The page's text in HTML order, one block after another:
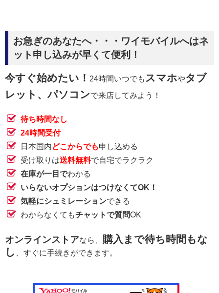
お急ぎのあなたへ・・・ワイモバイルへはネ
ット申し込みが早くて便利！
今すぐ始めたい！ 24時間いつでもスマホやタブ
レット、パソコンで来店してみよう！
待ち時間なし
24時間受付
日本国内どこからでも申し込める
受け取りは送料無料で自宅でラクラク
在庫が一目でわかる
いらないオプションはつけなくてOK！
気軽にシュミレーションできる
わからなくてもチャットで質問OK
オンラインストアなら、 購入まで待ち時間もな
し
、すぐに手続きができます。